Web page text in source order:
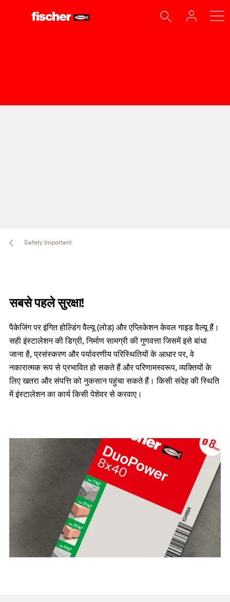
Safety Important
सबसे पहले सुरक्षा!
पैकेजिंग पर इंगित होल्डिंग वैल्यू (लोड) और एप्लिकेशन केवल गाइड वैल्यू हैं।
सही इंस्टालेशन की डिग्री, निर्माण सामग्री की गुणवत्ता जिसमें इसे बांधा
जाना है, प्रसंस्करण और पर्यावरणीय परिस्थितियों के आधार पर, वे
नकारात्मक रूप से प्रभावित हो सकते हैं और परिणामस्वरूप, व्यक्तियों के
लिए खतरा और संपत्ति को नुकसान पहुंचा सकते हैं। किसी संदेह की स्थिति
में इंस्टालेशन का कार्य किसी पेशेवर से करवाए।